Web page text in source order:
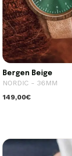
Bergen Beige
NORDIC - 36MM
149,00€